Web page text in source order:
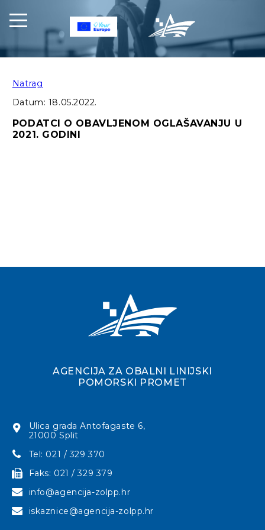
Natrag
Datum: 18.05.2022.
PODATCI O OBAVLJENOM OGLAŠAVANJU U
2021. GODINI
AGENCIJA ZA OBALNI LINIJSKI
POMORSKI PROMET
Ulica grada Antofagaste 6,
21000 Split
Tel: 021 / 329 370
Faks: 021 / 329 379
info@agencija-zolpp.hr
iskaznice@agencija-zolpp.hr